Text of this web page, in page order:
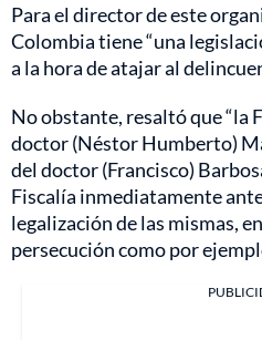
Para el director de este
Colombia tiene “una
a la hora de atajar al
No obstante, resaltó que “la
doctor (Néstor Humberto)
del doctor (Francisco)
Fiscalía inmediatamente
legalización de las mismas,
persecución como por